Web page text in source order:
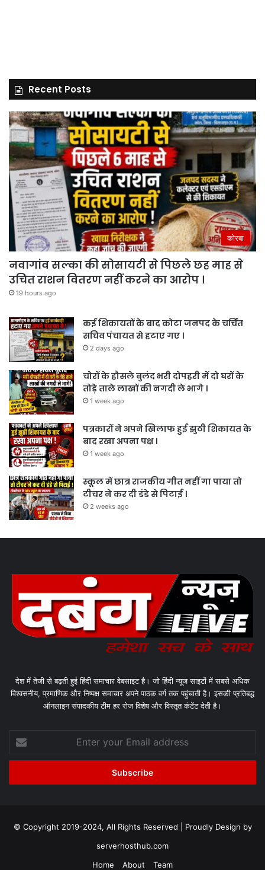
Recent Posts
कोरबा
नवागांव सल्का की सोसायटी से पिछले छह माह से
उचित राशन वितरण नहीं करने का आरोप ।
19 hours ago
कई शिकायतों के बाद कोटा जनपद के चर्चित
सचिव पंचायत से हटाए गए ।
2 days ago
चोरों के हौसले बुलंद भरी दोपहरी में दो घरों के
तोड़े ताले लाखों की नगदी ले भागे ।
1 week ago
पत्रकारों ने अपने खिलाफ हुई झुठी शिकायत के
बाद रखा अपना पक्ष ।
1 week ago
स्कूल में छात्र राजकीय गीत नहीं गा पाया तो
टीचर ने कर दी डंडे से पिटाई ।
2 weeks ago
देश में तेजी से बढ़ती हुई हिंदी समाचार वेबसाइट है। जो हिंदी न्यूज साइटों में सबसे अधिक
विश्वसनीय, प्रमाणिक और निष्पक्ष समाचार अपने पाठक वर्ग तक पहुंचाती है। इसकी प्रतिबद्ध
ऑनलाइन संपादकीय टीम हर रोज विशेष और विस्तृत कंटेंट देती है।
your
Email
© Copyright 2019-2024, All Rights Reserved | Proudly Design by
serverhosthub.com
Home
About Team